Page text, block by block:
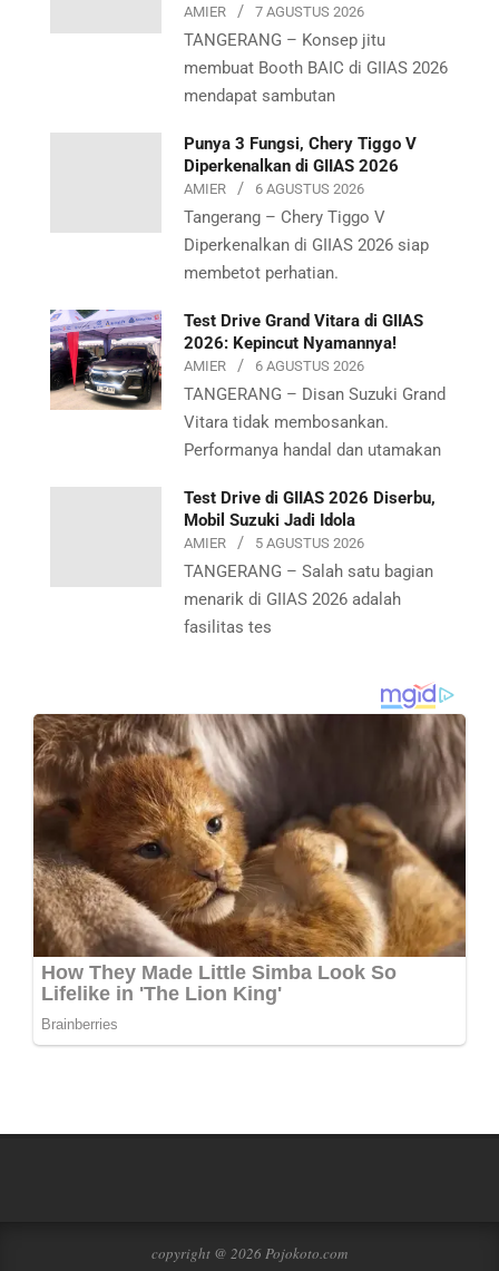
AMIER 7 AGUSTUS 2026
TANGERANG – Konsep jitu
membuat Booth BAIC di GIIAS 2026
mendapat sambutan
Punya 3 Fungsi, Chery Tiggo V
Diperkenalkan di GIIAS 2026
AMIER 6 AGUSTUS 2026
Tangerang – Chery Tiggo V
Diperkenalkan di GIIAS 2026 siap
membetot perhatian.
Test Drive Grand Vitara di GIIAS
2026: Kepincut Nyamannya!
AMIER 6 AGUSTUS 2026
TANGERANG – Disan Suzuki Grand
Vitara tidak membosankan.
Performanya handal dan utamakan
Test Drive di GIIAS 2026 Diserbu,
Mobil Suzuki Jadi Idola
AMIER 5 AGUSTUS 2026
TANGERANG – Salah satu bagian
menarik di GIIAS 2026 adalah
fasilitas tes
copyright @ 2026 Pojokoto.com